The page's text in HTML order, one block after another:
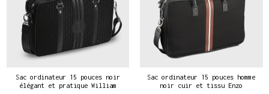
Sac ordinateur 15 pouces noir
élégant et pratique William
Sac ordinateur 15 pouces homme
noir cuir et tissu Enzo